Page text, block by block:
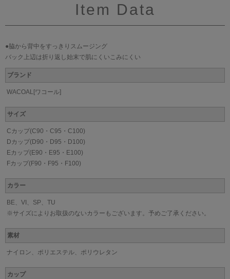
Item Data
●脇から背中をすっきりスムージング
バック上辺は折り返し始末で肌にくいこみにくい
ブランド
WACOAL[ワコール]
サイズ
Cカップ(C90・C95・C100)
Dカップ(D90・D95・D100)
Eカップ(E90・E95・E100)
Fカップ(F90・F95・F100)
カラー
BE、VI、SP、TU
※サイズによりお取扱のないカラーもございます。予めご了承ください。
素材
ナイロン、ポリエステル、ポリウレタン
カップ